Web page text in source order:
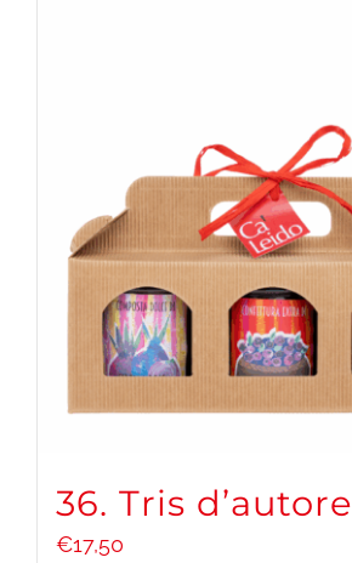
36. Tris d’autore
€17,50